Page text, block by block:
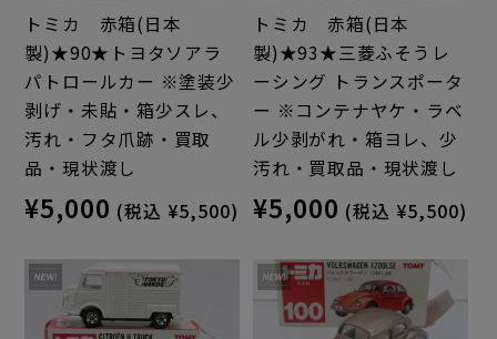
トミカ 赤箱(日本
製)★90★トヨタソアラ
パトロールカー ※塗装少
剥げ・未貼・箱少スレ、
汚れ・フタ爪跡・買取
品・現状渡し
¥5,000 (税込 ¥5,500)
トミカ 赤箱(日本
製)★93★三菱ふそうレ
ーシング トランスポータ
ー ※コンテナヤケ・ラベ
ル少剥がれ・箱ヨレ、少
汚れ・買取品・現状渡し
¥5,000 (税込 ¥5,500)